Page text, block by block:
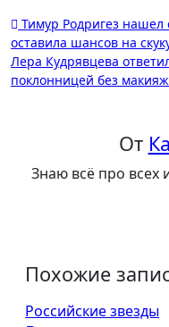
Навигация
по
записям
Тимур Родригез нашел
оставила шансов на
Лера Кудрявцева
поклонницей без
От
Знаю всё про всех
Похожие
Российские звезды